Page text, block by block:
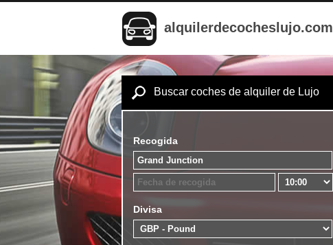
alquilerdecocheslujo.com
Buscar coches de alquiler de Lujo
Recogida
Divisa